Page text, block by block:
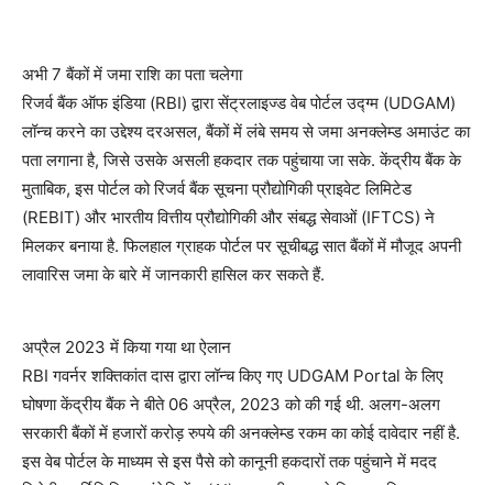
अभी 7 बैंकों में जमा राशि का पता चलेगा
र‍िजर्व बैंक ऑफ इंड‍िया (RBI) द्वारा सेंट्रलाइज्ड वेब पोर्टल उद्ग्म (UDGAM)
लॉन्‍च करने का उद्देश्य दरअसल, बैंकों में लंबे समय से जमा अनक्‍लेम्‍ड अमाउंट का
पता लगाना है, जिसे उसके असली हकदार तक पहुंचाया जा सके. केंद्रीय बैंक के
मुताबिक, इस पोर्टल को रिजर्व बैंक सूचना प्रौद्योगिकी प्राइवेट लिमिटेड
(REBIT) और भारतीय वित्तीय प्रौद्योगिकी और संबद्ध सेवाओं (IFTCS) ने
मिलकर बनाया है. फिलहाल ग्राहक पोर्टल पर सूचीबद्ध सात बैंकों में मौजूद अपनी
लावारिस जमा के बारे में जानकारी हासिल कर सकते हैं.
अप्रैल 2023 में किया गया था ऐलान
RBI गवर्नर शक्तिकांत दास द्वारा लॉन्च किए गए UDGAM Portal के लिए
घोषणा केंद्रीय बैंक ने बीते 06 अप्रैल, 2023 को की गई थी. अलग-अलग
सरकारी बैंकों में हजारों करोड़ रुपये की अनक्लेम्ड रकम का कोई दावेदार नहीं है.
इस वेब पोर्टल के माध्यम से इस पैसे को कानूनी हकदारों तक पहुंचाने में मदद